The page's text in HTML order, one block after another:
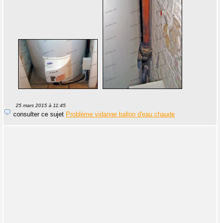
25 mars 2015 à 11:45
consulter ce sujet Problème vidange ballon d'eau chaude